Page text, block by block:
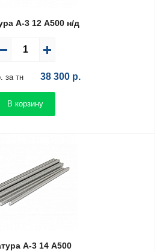
А-3 12 А500 н/д
за тн 38 300р.
В корзину
А-3 14 А500